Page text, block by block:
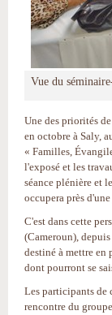
Vue du
Une des priorités
en octobre à Saly,
« Familles,
l'exposé et les
séance plénière et
occupera près
C'est dans cette
(Cameroun),
destiné à mettre en
dont pourront se
Les participants de
rencontre du